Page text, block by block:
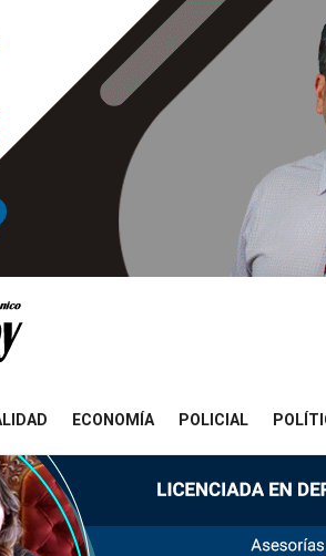
ECONOMÍA POLICIAL